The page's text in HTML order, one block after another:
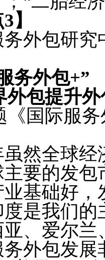
】
包研究
务外包+”
外包提升
《国际服
全球经
要的发
基础好
是我们
、爱尔兰
包发展